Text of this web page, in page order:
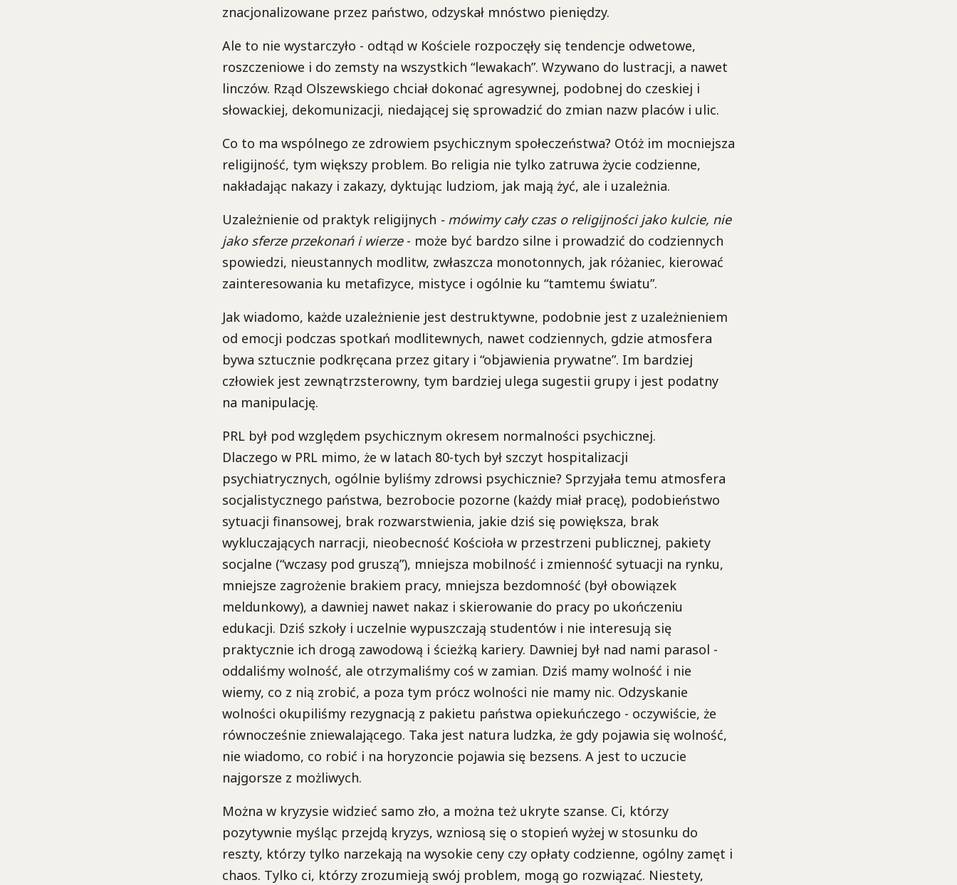
znacjonalizowane przez państwo, odzyskał mnóstwo pieniędzy.
Ale to nie wystarczyło - odtąd w Kościele rozpoczęły się tendencje odwetowe,
roszczeniowe i do zemsty na wszystkich “lewakach”. Wzywano do lustracji, a nawet
linczów. Rząd Olszewskiego chciał dokonać agresywnej, podobnej do czeskiej i
słowackiej, dekomunizacji, niedającej się sprowadzić do zmian nazw placów i ulic.
Co to ma wspólnego ze zdrowiem psychicznym społeczeństwa? Otóż im mocniejsza
religijność, tym większy problem. Bo religia nie tylko zatruwa życie codzienne,
nakładając nakazy i zakazy, dyktując ludziom, jak mają żyć, ale i uzależnia.
Uzależnienie od praktyk religijnych - mówimy cały czas o religijności jako kulcie, nie
jako sferze przekonań i wierze - może być bardzo silne i prowadzić do codziennych
spowiedzi, nieustannych modlitw, zwłaszcza monotonnych, jak różaniec, kierować
zainteresowania ku metafizyce, mistyce i ogólnie ku “tamtemu światu”.
Jak wiadomo, każde uzależnienie jest destruktywne, podobnie jest z uzależnieniem
od emocji podczas spotkań modlitewnych, nawet codziennych, gdzie atmosfera
bywa sztucznie podkręcana przez gitary i “objawienia prywatne”. Im bardziej
człowiek jest zewnątrzsterowny, tym bardziej ulega sugestii grupy i jest podatny
na manipulację.
PRL był pod względem psychicznym okresem normalności psychicznej.
Dlaczego w PRL mimo, że w latach 80-tych był szczyt hospitalizacji
psychiatrycznych, ogólnie byliśmy zdrowsi psychicznie? Sprzyjała temu atmosfera
socjalistycznego państwa, bezrobocie pozorne (każdy miał pracę), podobieństwo
sytuacji finansowej, brak rozwarstwienia, jakie dziś się powiększa, brak
wykluczających narracji, nieobecność Kościoła w przestrzeni publicznej, pakiety
socjalne (“wczasy pod gruszą”), mniejsza mobilność i zmienność sytuacji na rynku,
mniejsze zagrożenie brakiem pracy, mniejsza bezdomność (był obowiązek
meldunkowy), a dawniej nawet nakaz i skierowanie do pracy po ukończeniu
edukacji. Dziś szkoły i uczelnie wypuszczają studentów i nie interesują się
praktycznie ich drogą zawodową i ścieżką kariery. Dawniej był nad nami parasol -
oddaliśmy wolność, ale otrzymaliśmy coś w zamian. Dziś mamy wolność i nie
wiemy, co z nią zrobić, a poza tym prócz wolności nie mamy nic. Odzyskanie
wolności okupiliśmy rezygnacją z pakietu państwa opiekuńczego - oczywiście, że
równocześnie zniewalającego. Taka jest natura ludzka, że gdy pojawia się wolność,
nie wiadomo, co robić i na horyzoncie pojawia się bezsens. A jest to uczucie
najgorsze z możliwych.
Można w kryzysie widzieć samo zło, a można też ukryte szanse. Ci, którzy
pozytywnie myśląc przejdą kryzys, wzniosą się o stopień wyżej w stosunku do
reszty, którzy tylko narzekają na wysokie ceny czy opłaty codzienne, ogólny zamęt i
chaos. Tylko ci, którzy zrozumieją swój problem, mogą go rozwiązać. Niestety,